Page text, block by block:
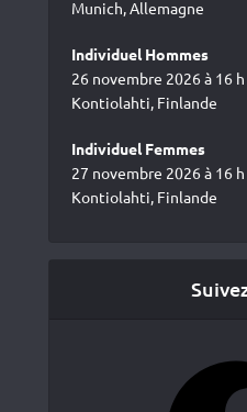
Munich, Allemagne
Individuel Hommes
26 novembre 2026 à 16
Kontiolahti, Finlande
Individuel Femmes
27 novembre 2026 à 16
Kontiolahti, Finlande